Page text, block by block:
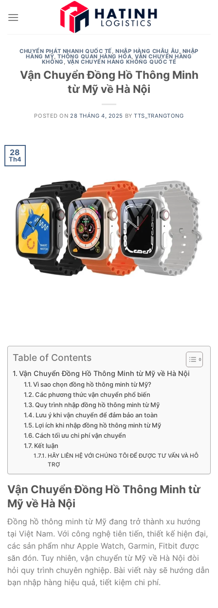
CHUYỂN PHÁT NHANH QUỐC TẾ,NHẬP HÀNG CHÂU ÂU, NHẬP
HÀNG MỸ,THÔNG QUAN HÀNG HÓA,VẬN CHUYỂN HÀNG
KHÔNG , VẬN CHUYỂN HÀNG KHÔNG QUỐC TẾ
Vận Chuyển Đồng Hồ Thông Minh
từ Mỹ về Hà Nội
POSTED ON 28 THÁNG 4, 2025 BYTTS_TRANGTONG
28
Th4
Table of Contents
Vận Chuyển Đồng Hồ Thông Minh từ Mỹ về Hà Nội
Vì sao chọn đồng hồ thông minh từ Mỹ?
Các phương thức vận chuyển phổ biến
Quy trình nhập đồng hồ thông minh từ Mỹ
Lưu ý khi vận chuyển để đảm bảo an toàn
Lợi ích khi nhập đồng hồ thông minh từ Mỹ
Cách tối ưu chi phí vận chuyển
Kết luận
HÃY LIÊN HỆ VỚI CHÚNG TÔI ĐỂ ĐƯỢC TƯ VẤN VÀ HỖ
TRỢ
Vận Chuyển Đồng Hồ Thông Minh từ
Mỹ về Hà Nội
Đồng hồ thông minh từ Mỹ đang trở thành xu hướng
tại Việt Nam. Với công nghệ tiên tiến, thiết kế hiện đại,
các sản phẩm như Apple Watch, Garmin, Fitbit được
săn đón. Tuy nhiên, vận chuyển từ Mỹ về Hà Nội đòi
hỏi quy trình chuyên nghiệp. Bài viết này sẽ hướng dẫn
bạn nhập hàng hiệu quả, tiết kiệm chi phí.